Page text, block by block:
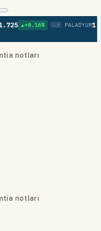
▲+0.16% •🇬🇧 PALADYUM
notları
notları